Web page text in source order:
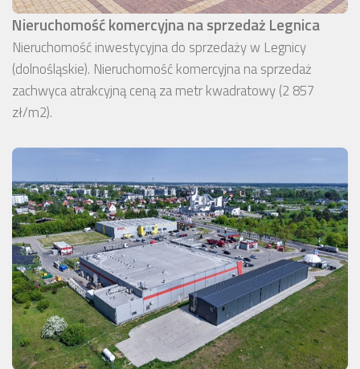
Nieruchomość komercyjna na sprzedaż Legnica
Nieruchomość inwestycyjna do sprzedaży w Legnicy
(dolnośląskie). Nieruchomość komercyjna na sprzedaż
zachwyca atrakcyjną ceną za metr kwadratowy (2 857
zł/m2).